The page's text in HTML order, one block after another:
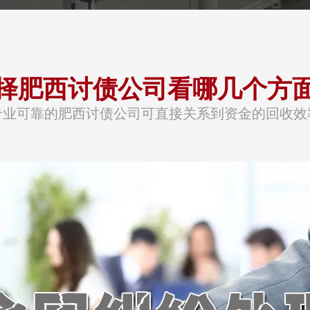
肥西讨债公司看哪几个方
业可靠的肥西讨债公司可直接关系到资金的回收效